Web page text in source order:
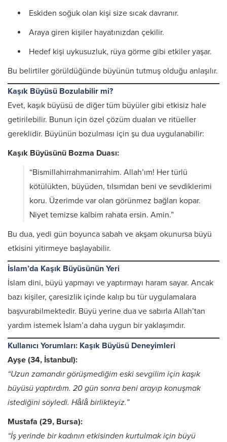
Eskiden soğuk olan kişi size sıcak davranır.
Araya giren kişiler hayatınızdan çekilir.
Hedef kişi uykusuzluk, rüya görme gibi etkiler yaşar.
Bu belirtiler görüldüğünde büyünün tutmuş olduğu anlaşılır.
Kaşık Büyüsü Bozulabilir mi?
Evet, kaşık büyüsü de diğer tüm büyüler gibi etkisiz hale
getirilebilir. Bunun için özel çözüm duaları ve ritüeller
gereklidir. Büyünün bozulması için şu dua uygulanabilir:
Kaşık Büyüsünü Bozma Duası:
“Bismillahirrahmanirrahim. Allah’ım! Her türlü
kötülükten, büyüden, tılsımdan beni ve sevdiklerimi
koru. Üzerimde var olan görünmez bağları kopar.
Niyet temizse kalbim rahata ersin. Amin.”
Bu dua, yedi gün boyunca sabah ve akşam okunursa büyü
etkisini yitirmeye başlayabilir.
İslam’da Kaşık Büyüsünün Yeri
İslam dini, büyü yapmayı ve yaptırmayı haram sayar. Ancak
bazı kişiler, çaresizlik içinde kalıp bu tür uygulamalara
başvurabilmektedir. Büyü yerine dua ve sabırla Allah’tan
yardım istemek İslam’a daha uygun bir yaklaşımdır.
Kullanıcı Yorumları: Kaşık Büyüsü Deneyimleri
Ayşe (34, İstanbul):
“Uzun zamandır görüşmediğim eski sevgilim için kaşık
büyüsü yaptırdım. 20 gün sonra beni arayıp konuşmak
istediğini söyledi. Hâlâ birlikteyiz.”
Mustafa (29, Bursa):
“İş yerinde bir kadının etkisinden kurtulmak için büyü